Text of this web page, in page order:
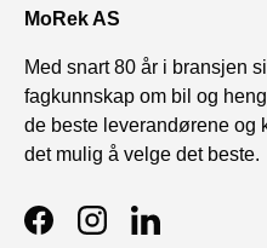
MoRek AS
Med snart 80 år i bransjen
fagkunnskap om bil og
de beste leverandørene og
det mulig å velge det beste.
FacebookInstagramLinkedIn